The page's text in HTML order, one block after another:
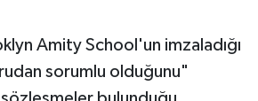
Amity School'un imzaladığı
sorumlu olduğunu"